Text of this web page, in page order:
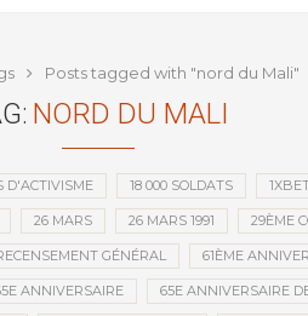
Posts tagged with "nord du Mali"
NORD DU MALI
D'ACTIVISME 18 000 SOLDATS
26 MARS 26 MARS 1991 29ÈME
GÉNÉRAL 61ÈME
ANNIVERSAIRE 65E ANNIVERSAIRE